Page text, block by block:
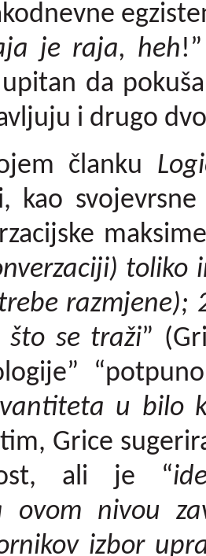
je raja, heh
da
i drugo
članku
kao
toliko
se traži”
u bilo
Grice
ali je “
ovom nivou
izbor